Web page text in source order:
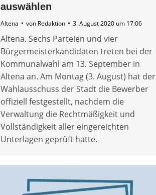
auswählen
Altena von Redaktion 3. August 2020 um 17:06
Altena. Sechs Parteien und vier
Bürgermeisterkandidaten treten bei der
Kommunalwahl am 13. September in
Altena an. Am Montag (3. August) hat der
Wahlausschuss der Stadt die Bewerber
offiziell festgestellt, nachdem die
Verwaltung die Rechtmäßigkeit und
Vollständigkeit aller eingereichten
Unterlagen geprüft hatte.